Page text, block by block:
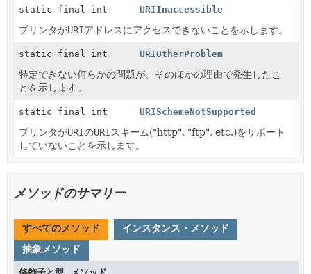
static final int
URIInaccessible
プリンタがURIアドレスにアクセスできないことを示します。
static final int URIOtherProblem
特定できない何らかの問題が、そのほかの理由で発生したこ
とを示します。
static final int URISchemeNotSupported
プリンタがURIのURIスキーム("http", "ftp", etc.)をサポート
していないことを示します。
メソッドのサマリー
すべてのメソッド
インスタンス・メソッド
抽象メソッド